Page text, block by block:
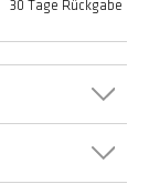
30 Tage Rückgabe